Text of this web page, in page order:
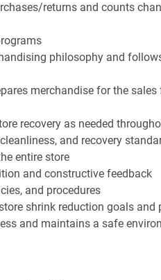
returns and counts
philosophy and
merchandise for the
recovery as needed
and recovery
entire store
and constructive feedback
and procedures
shrink reduction goals and
and maintains a safe